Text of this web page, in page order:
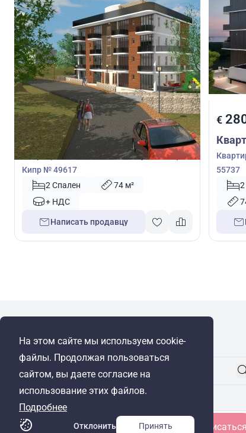
€280 000
Квартира
Квартира с 2 спальнями в Хлорака, Пафос,
Кипр № 49617
2 Спален
74 м²
+ НДС
Написать продавцу
€
55737
На этом сайте мы используем cookie-
файлы. Продолжая пользоваться
сайтом, вы даете согласие на
использование этих файлов.
Подробнее
Отклонить Принять
© Cyprus Realestate 2026. Все права защищены!
Будьте в курсе
Подписаться